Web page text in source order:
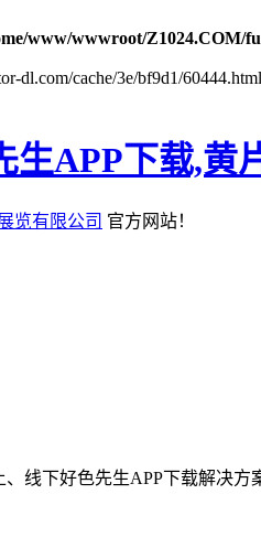
www/wwwroot/Z1024.COM/
dl.com/cache/3e/bf9d1/
生APP下载,黄
览有限公司 官方网站！
线下好色先生APP下载解决方